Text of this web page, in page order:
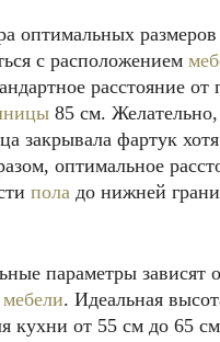
оптимальных
с расположением
расстояние от
85 см.
закрывала фартук
оптимальное
пола до нижней
параметры зависят
мебели. Идеальная
кухни от 55 см до 65